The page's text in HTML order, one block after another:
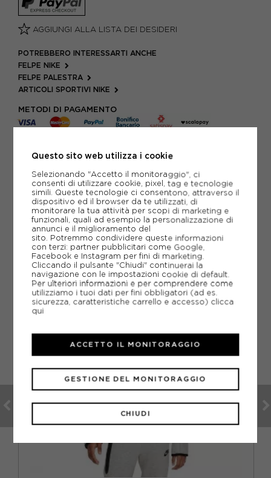
AGGIUNGI ALLA LISTA DEI DESIDERI
POTREBBERO INTERESSARTI ANCHE
FELPE NIKE
FELPE PALESTRA
ARTICOLI SPORTIVI NIKE
METODI DI PAGAMENTO
PIÙ INFORMAZIONI
SCHEDA TECNICA
GUIDA ALLE TAGLIE
CONSIGLIATI DA NOI
Questo sito web utilizza i cookie
Selezionando "Accetto il monitoraggio", ci
consenti di utilizzare cookie, pixel, tag e tecnologie
simili. Queste tecnologie ci consentono, attraverso il
dispositivo ed il browser da te utilizzati, di
monitorare la tua attività per scopi di marketing e
funzionali, quali ad esempio la personalizzazione di
annunci e il miglioramento del
sito. Potremmo condividere queste informazioni
con terzi: partner pubblicitari come Google,
Facebook e Instagram per fini di marketing.
Cliccando il pulsante "Chiudi" continuerai la
navigazione con le impostazioni cookie di default.
Per ulteriori informazioni e per comprendere come
utilizziamo i tuoi dati per fini obbligatori (ad es.
sicurezza, caratteristiche carrello e accesso) clicca
qui
CHIUDI
GESTIONE DEL MONITORAGGIO
ACCETTO IL MONITORAGGIO